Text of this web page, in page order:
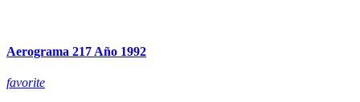
Aerograma 217 Año 1992
favorite